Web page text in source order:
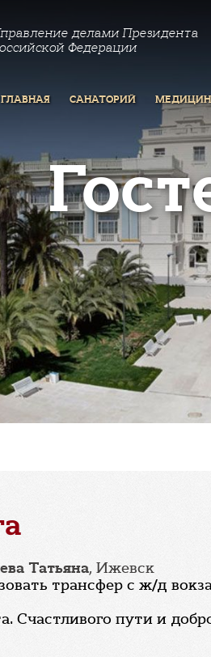
делами Президента
Федерации
ГЛАВНАЯ САНАТОРИЙ
Татьяна, Ижевск
трансфер с ж/д
Счастливого пути и